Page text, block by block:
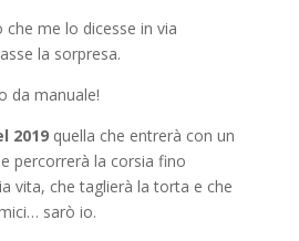
me lo dicesse in via
la sorpresa.
da manuale!
2019quella che entrerà con un
percorrerà la corsia fino
vita, che taglierà la torta e che
sarò io.